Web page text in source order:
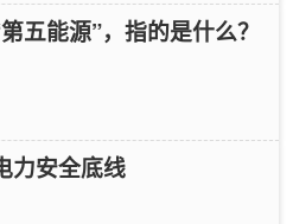
五能源”，指的是什么？
力安全底线